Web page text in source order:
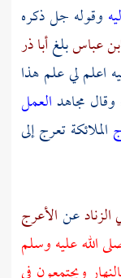
وقوله جل ذكره
عباسبلغأبا ذر
اعلم لي علم هذا
وقال مجاهدالعمل
الملائكة تعرج إلى
الزنادعنالأعرج
الله عليه وسلم